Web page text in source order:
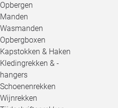
Opbergen
Manden
Wasmanden
Opbergboxen
Kapstokken & Haken
Kledingrekken & -
hangers
Schoenenrekken
Wijnrekken